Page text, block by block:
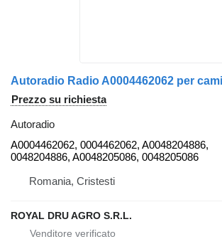
Prezzo su richiesta
Autoradio
A0004462062, 0004462062, A0048204886,
0048204886, A0048205086, 0048205086
Romania, Cristesti
ROYAL DRU AGRO S.R.L.